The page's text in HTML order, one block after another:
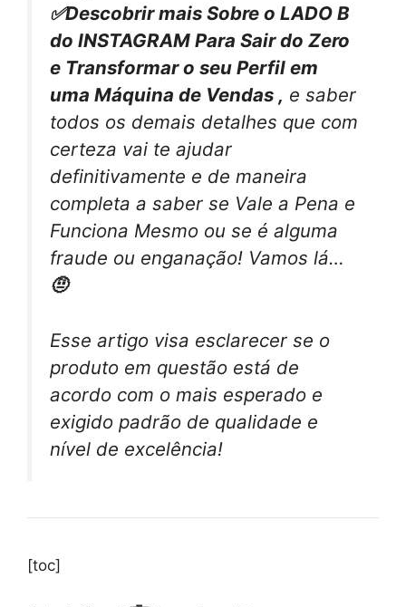
✅Descobrir mais Sobre o LADO B
do INSTAGRAM Para Sair do Zero
e Transformar o seu Perfil em
uma Máquina de Vendas , e saber
todos os demais detalhes que com
certeza vai te ajudar
definitivamente e de maneira
completa a saber se Vale a Pena e
Funciona Mesmo ou se é alguma
fraude ou enganação! Vamos lá…
🤨
Esse artigo visa esclarecer se o
produto em questão está de
acordo com o mais esperado e
exigido padrão de qualidade e
nível de excelência!
[toc]